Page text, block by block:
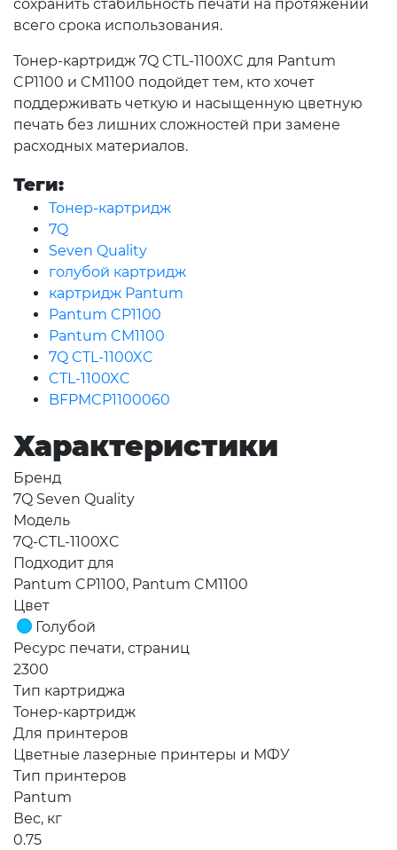
сохранить стабильность печати на протяжении
всего срока использования.
Тонер-картридж 7Q CTL-1100XC для Pantum
CP1100 и CM1100 подойдет тем, кто хочет
поддерживать четкую и насыщенную цветную
печать без лишних сложностей при замене
расходных материалов.
Теги:
Тонер-картридж
7Q
Seven Quality
голубой картридж
картридж Pantum
Pantum CP1100
Pantum CM1100
7Q CTL-1100XC
CTL-1100XC
BFPMCP1100060
Характеристики
Бренд
7Q Seven Quality
Модель
7Q-CTL-1100XC
Подходит для
Pantum CP1100, Pantum CM1100
Цвет
Голубой
Ресурс печати, страниц
2300
Тип картриджа
Тонер-картридж
Для принтеров
Цветные лазерные принтеры и МФУ
Тип принтеров
Pantum
Вес, кг
0.75